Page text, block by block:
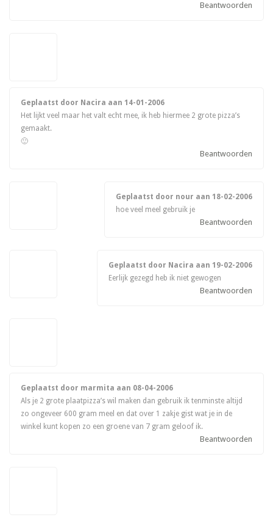
Beantwoorden
Geplaatst door Nacira aan14-01-2006
Het lijkt veel maar het valt echt mee, ik heb hiermee 2 grote pizza’s
gemaakt.
🙂
Beantwoorden
Geplaatst door nour aan 18-02-2006
hoe veel meel gebruik je
Beantwoorden
Geplaatst door Nacira aan 19-02-2006
Eerlijk gezegd heb ik niet gewogen
Beantwoorden
Geplaatst door marmita aan 08-04-2006
Als je 2 grote plaatpizza’s wil maken dan gebruik ik tenminste altijd
zo ongeveer 600 gram meel en dat over 1 zakje gist wat je in de
winkel kunt kopen zo een groene van 7 gram geloof ik.
Beantwoorden